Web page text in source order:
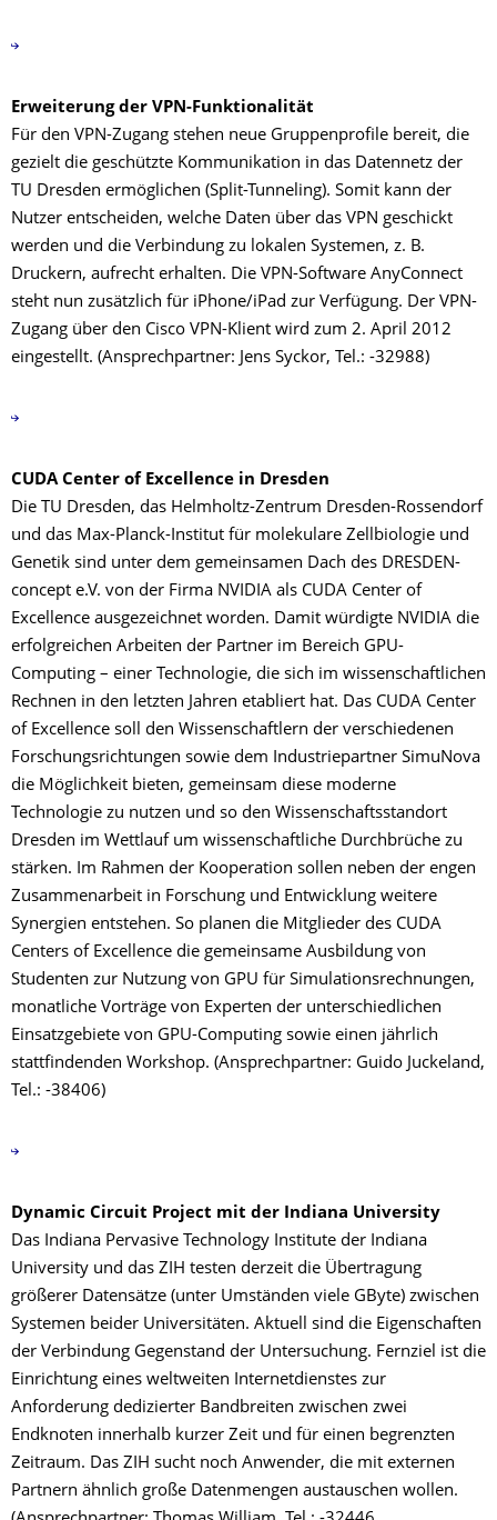
Erweiterung der VPN-Funktionalität
Für den VPN-Zugang stehen neue Gruppenprofile bereit, die
gezielt die geschützte Kommunikation in das Datennetz der
TU Dresden ermöglichen (Split-Tunneling). Somit kann der
Nutzer entscheiden, welche Daten über das VPN geschickt
werden und die Verbindung zu lokalen Systemen, z. B.
Druckern, aufrecht erhalten. Die VPN-Software AnyConnect
steht nun zusätzlich für iPhone/iPad zur Verfügung. Der VPN-
Zugang über den Cisco VPN-Klient wird zum 2. April 2012
eingestellt. (Ansprechpartner: Jens Syckor, Tel.: -32988)
CUDA Center of Excellence in Dresden
Die TU Dresden, das Helmholtz-Zentrum Dresden-Rossendorf
und das Max-Planck-Institut für molekulare Zellbiologie und
Genetik sind unter dem gemeinsamen Dach des DRESDEN-
concept e.V. von der Firma NVIDIA als CUDA Center of
Excellence ausgezeichnet worden. Damit würdigte NVIDIA die
erfolgreichen Arbeiten der Partner im Bereich GPU-
Computing – einer Technologie, die sich im wissenschaftlichen
Rechnen in den letzten Jahren etabliert hat. Das CUDA Center
of Excellence soll den Wissenschaftlern der verschiedenen
Forschungsrichtungen sowie dem Industriepartner SimuNova
die Möglichkeit bieten, gemeinsam diese moderne
Technologie zu nutzen und so den Wissenschaftsstandort
Dresden im Wettlauf um wissenschaftliche Durchbrüche zu
stärken. Im Rahmen der Kooperation sollen neben der engen
Zusammenarbeit in Forschung und Entwicklung weitere
Synergien entstehen. So planen die Mitglieder des CUDA
Centers of Excellence die gemeinsame Ausbildung von
Studenten zur Nutzung von GPU für Simulationsrechnungen,
monatliche Vorträge von Experten der unterschiedlichen
Einsatzgebiete von GPU-Computing sowie einen jährlich
stattfindenden Workshop. (Ansprechpartner: Guido Juckeland,
Tel.: -38406)
Dynamic Circuit Project mit der Indiana University
Das Indiana Pervasive Technology Institute der Indiana
University und das ZIH testen derzeit die Übertragung
größerer Datensätze (unter Umständen viele GByte) zwischen
Systemen beider Universitäten. Aktuell sind die Eigenschaften
der Verbindung Gegenstand der Untersuchung. Fernziel ist die
Einrichtung eines weltweiten Internetdienstes zur
Anforderung dedizierter Bandbreiten zwischen zwei
Endknoten innerhalb kurzer Zeit und für einen begrenzten
Zeitraum. Das ZIH sucht noch Anwender, die mit externen
Partnern ähnlich große Datenmengen austauschen wollen.